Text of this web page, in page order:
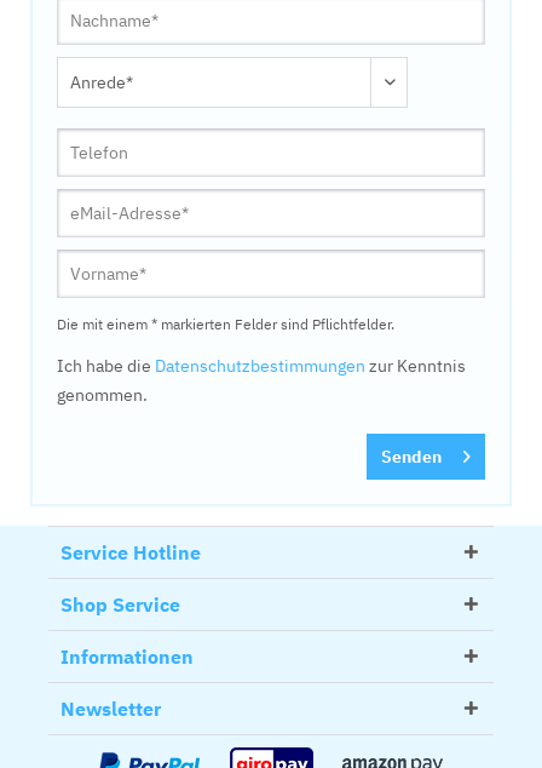
Die mit einem * markierten Felder sind Pflichtfelder.
Ich habe die Datenschutzbestimmungen zur Kenntnis
genommen.
Senden
Service Hotline
Shop Service
Informationen
Newsletter